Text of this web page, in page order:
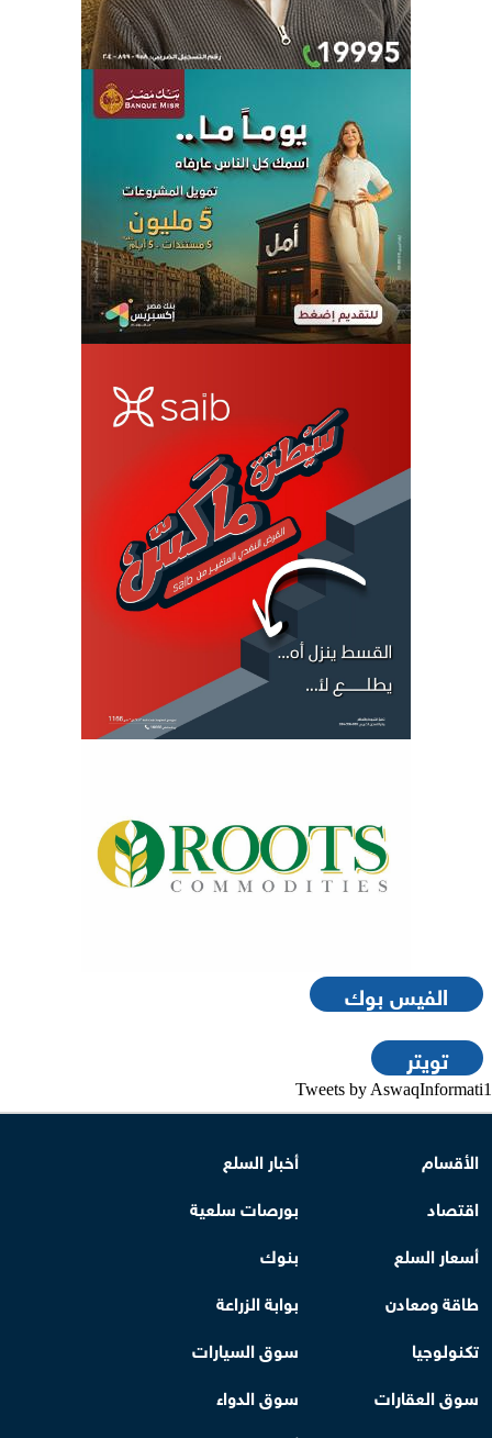
الفيس بوك
تويتر
Tweets by AswaqInformati1
الأقسام
أخبار السلع
اقتصاد
بورصات سلعية
أسعار السلع
بنوك
طاقة ومعادن
بوابة الزراعة
تكنولوجيا
سوق السيارات
سوق العقارات
سوق الدواء